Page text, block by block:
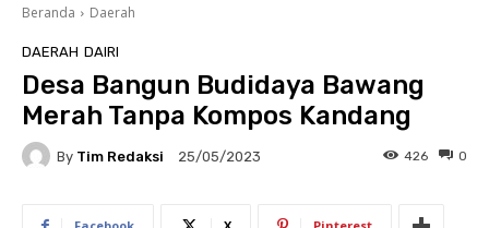
Beranda Daerah
DAERAH DAIRI
Desa Bangun Budidaya Bawang
Merah Tanpa Kompos Kandang
By Tim Redaksi 25/05/2023 0
426